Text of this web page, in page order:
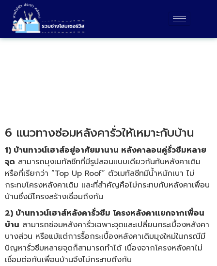
6 แนวทางซ่อมหลังคารั่วให้เหมาะกับบ้าน
1) บ้านทาวน์เฮาส์อยู่อาศัยมานาน หลังคาลอนคู่รั่วซึมหลาย
จุด สามารถมุงเมทัลชีทที่มีรูปลอนแบบเดียวกันทับหลังคาเดิม
หรือที่เรียกว่า “Top Up Roof” ตัวเมทัลชีทมีน้ำหนักเบา ไม่
กระทบโครงหลังคาเดิม และที่สำคัญคือไม่กระทบกับหลังคาเพื่อน
บ้านซึ่งมีโครงสร้างเชื่อมถึงกัน
2) บ้านทาวน์เฮาส์หลังคารั่วซึม โครงหลังคาแยกจากเพื่อน
บ้าน สามารถซ่อมหลังคารั่วเฉพาะจุดและเปลี่ยนกระเบื้องหลังคา
บางส่วน หรือแม้แต่การรื้อกระเบื้องหลังคาเดิมมุงใหม่ในกรณีมี
ปัญหารั่วซึมหลายจุดก็สามารถทำได้ เนื่องจากโครงหลังคาไม่
เชื่อมต่อกับเพื่อนบ้านจึงไม่กระทบถึงกัน